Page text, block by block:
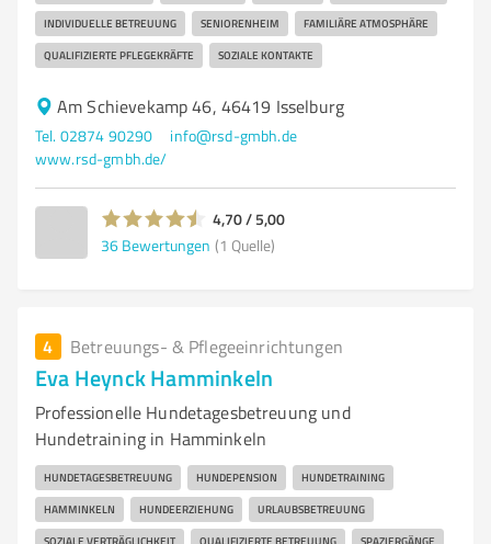
INDIVIDUELLE BETREUUNG SENIORENHEIM FAMILIÄRE ATMOSPHÄRE
QUALIFIZIERTE PFLEGEKRÄFTE SOZIALE KONTAKTE
Am Schievekamp 46, 46419 Isselburg
Tel. 02874 90290
info@rsd-gmbh.de
www.rsd-gmbh.de/
4,70 / 5,00
36 Bewertungen (1 Quelle)
4 Betreuungs- & Pflegeeinrichtungen
Eva Heynck Hamminkeln
Professionelle Hundetagesbetreuung und
Hundetraining in Hamminkeln
HUNDETAGESBETREUUNG HUNDEPENSION HUNDETRAINING
HAMMINKELN HUNDEERZIEHUNG URLAUBSBETREUUNG
SOZIALE VERTRÄGLICHKEIT QUALIFIZIERTE BETREUUNG SPAZIERGÄNGE